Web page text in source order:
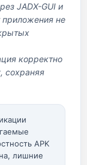
JADX-GUI и
не
корректно
сохраняя
APK
лишние